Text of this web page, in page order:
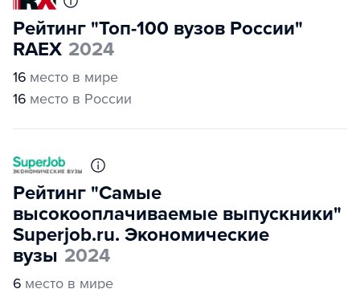
Рейтинг "Топ-100 вузов России"
RAEX 2024
16 место в мире
16 место в России
Рейтинг "Самые
высокооплачиваемые выпускники"
Superjob.ru. Экономические
вузы 2024
6 место в мире